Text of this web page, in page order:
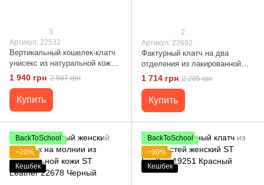
3
Артикул: 22532
Вертикальный кошелек-клатч
унисекс из натуральной кожи
ST Leather 22532 Черный
1 940 грн 2 587 грн
Купить
2
Артикул: 22692
Фактурный клатч на два
отделения из лакированной
натуральной кожи ST Leather
22692 Красный
1 714 грн 2 285 грн
Купить
BackToSchool
−20%
Кешбек
BackToSchool
−30%
Кешбек